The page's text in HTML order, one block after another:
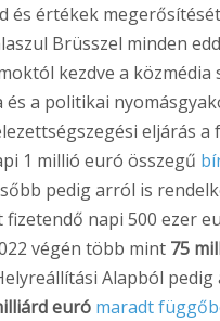
és értékek
Brüsszel minden
kezdve a közmédia
a politikai
eljárás a
1 millió euró összegű
pedig arról is
napi 500 ezer
végén több mint 75
Alapból pedig
euró maradt